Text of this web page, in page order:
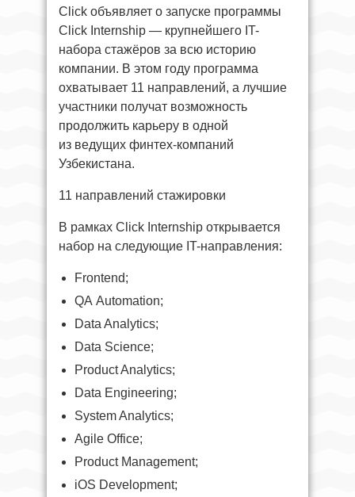
Click объявляет о запуске программы
Click Internship — крупнейшего IT-
набора стажёров за всю историю
компании. В этом году программа
охватывает 11 направлений, а лучшие
участники получат возможность
продолжить карьеру в одной
из ведущих финтех-компаний
Узбекистана.
11 направлений стажировки
В рамках Click Internship открывается
набор на следующие IT-направления:
Frontend;
QA Automation;
Data Analytics;
Data Science;
Product Analytics;
Data Engineering;
System Analytics;
Agile Office;
Product Management;
iOS Development;